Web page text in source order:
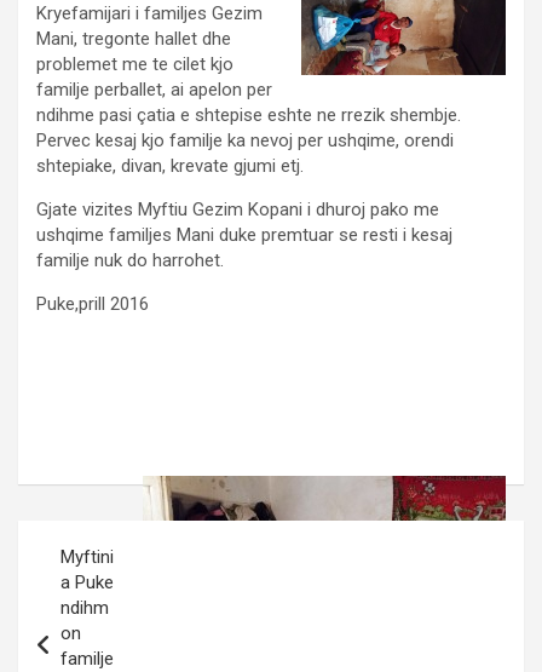
Kryefamijari i familjes Gezim
Mani, tregonte hallet dhe
problemet me te cilet kjo
familje perballet, ai apelon per
ndihme pasi çatia e shtepise eshte ne rrezik shembje.
Pervec kesaj kjo familje ka nevoj per ushqime, orendi
shtepiake, divan, krevate gjumi etj.
Gjate vizites Myftiu Gezim Kopani i dhuroj pako me
ushqime familjes Mani duke premtuar se resti i kesaj
familje nuk do harrohet.
Puke,prill 2016
navigation
Myftini
a Puke
ndihm
on
familje